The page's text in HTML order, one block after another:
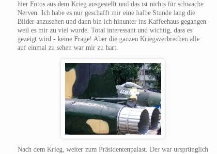
hier Fotos aus dem Krieg ausgestellt und das ist nichts für schwache
Nerven. Ich habe es nur geschafft mir eine halbe Stunde lang die
Bilder anzusehen und dann bin ich hinunter ins Kaffeehaus gegangen
weil es mir zu viel wurde. Total interessant und wichtig, dass es
gezeigt wird - keine Frage! Aber die ganzen Kriegsverbrechen alle
auf einmal zu sehen war mir zu hart.
Nach dem Krieg, weiter zum Präsidentenpalast. Der war ursprünglich